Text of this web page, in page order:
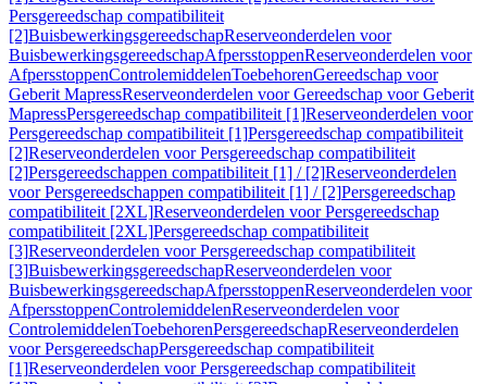
Persgereedschap compatibiliteit
[2]BuisbewerkingsgereedschapReserveonderdelen voor
BuisbewerkingsgereedschapAfpersstoppenReserveonderdelen voor
AfpersstoppenControlemiddelenToebehorenGereedschap voor
Geberit MapressReserveonderdelen voor Gereedschap voor Geberit
MapressPersgereedschap compatibiliteit [1]Reserveonderdelen voor
Persgereedschap compatibiliteit [1]Persgereedschap compatibiliteit
[2]Reserveonderdelen voor Persgereedschap compatibiliteit
[2]Persgereedschappen compatibiliteit [1] / [2]Reserveonderdelen
voor Persgereedschappen compatibiliteit [1] / [2]Persgereedschap
compatibiliteit [2XL]Reserveonderdelen voor Persgereedschap
compatibiliteit [2XL]Persgereedschap compatibiliteit
[3]Reserveonderdelen voor Persgereedschap compatibiliteit
[3]BuisbewerkingsgereedschapReserveonderdelen voor
BuisbewerkingsgereedschapAfpersstoppenReserveonderdelen voor
AfpersstoppenControlemiddelenReserveonderdelen voor
ControlemiddelenToebehorenPersgereedschapReserveonderdelen
voor PersgereedschapPersgereedschap compatibiliteit
[1]Reserveonderdelen voor Persgereedschap compatibiliteit